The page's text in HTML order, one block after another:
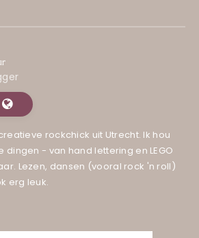
rockchick uit Utrecht. Ik hou
- van hand lettering en LEGO
Lezen, dansen (vooral rock 'n roll)
erg leuk.